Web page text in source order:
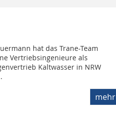
hat das Trane-Team
Vertriebsingenieure als
Kaltwasser in NRW
mehr